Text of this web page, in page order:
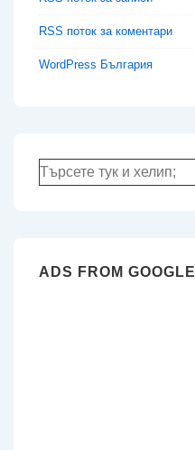
RSS поток за коментари
WordPress България
Търсене
за:
ADS FROM GOOGLE